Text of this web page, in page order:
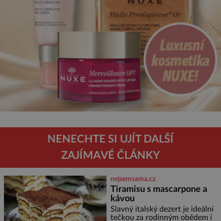
NENECHTE SI UJÍT DALŠÍ
ZAJÍMAVÉ ČLÁNKY
nejsemsama.cz
Tiramisu s mascarpone a
kávou
Slavný italský dezert je ideální
tečkou za rodinným obědem i